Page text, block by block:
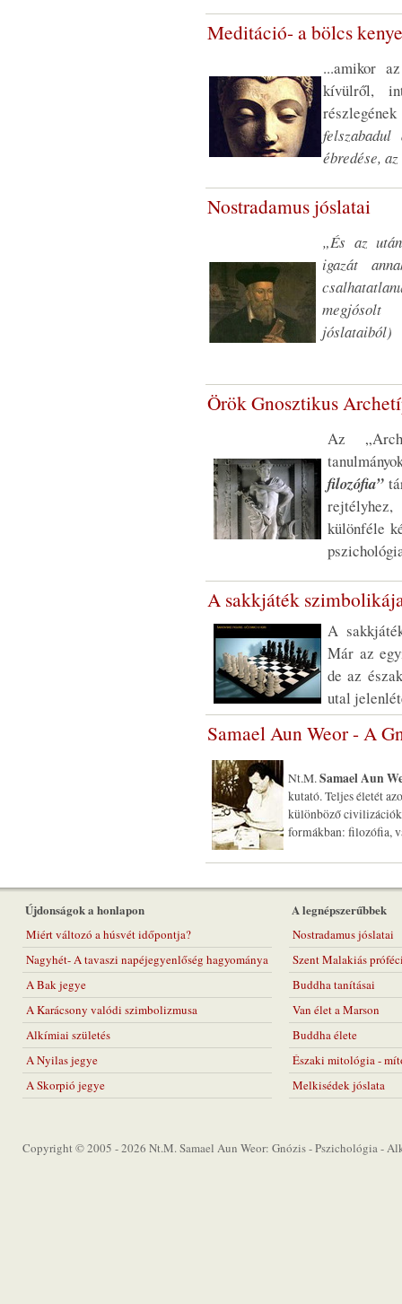
Meditáció- a bölcs
...amikor
kívülről,
ébredése,
Nostradamus jóslatai
„És az
igazát
megjósolt
jóslataiból)
Örök Gnosztikus
Az
filozófia”
különféle
A sakkjáték
A
Már az
de az
utal
Samael Aun Weor - A
Nt.M.Samael Aun
kutató. Teljes életét
különböző
formákban: filozófia,
Újdonságok a honlapon
Miért változó a húsvét időpontja?
Nagyhét- A tavaszi napéjegyenlőség hagyománya
A Bak jegye
A Karácsony valódi szimbolizmusa
Alkímiai születés
A Nyilas jegye
A Skorpió jegye
A legnépszerűbbek
Nostradamus jóslatai
Szent Malakiás
Buddha tanításai
Van élet a Marson
Buddha élete
Északi mitológia -
Melkisédek jóslata
Copyright © 2005 - 2026 Nt.M. Samael Aun Weor: Gnózis - Pszichológia -